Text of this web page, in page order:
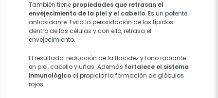
También tiene propiedades que retrasan el
envejecimiento de la piel y el cabello. Es un potente
antioxidante. Evita la peroxidación de los lípidos
dentro de las células y con ello, retrasa el
envejecimiento.
El resultado: reducción de la flacidez y tono radiante
en piel, cabello y uñas. Además fortalece el sistema
inmunológico al propiciar la formación de glóbulos
rojos.